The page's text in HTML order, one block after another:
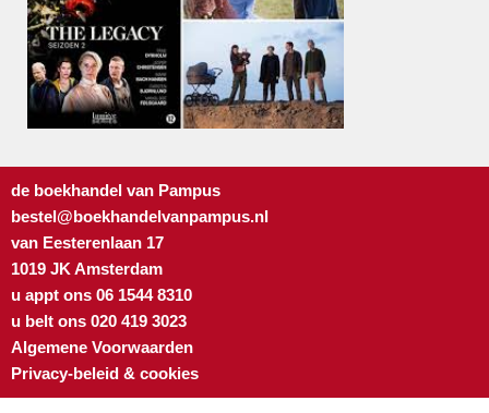
de boekhandel van Pampus
bestel@boekhandelvanpampus.nl
van Eesterenlaan 17
1019 JK Amsterdam
u appt ons 06 1544 8310
u belt ons 020 419 3023
Algemene Voorwaarden
Privacy-beleid & cookies